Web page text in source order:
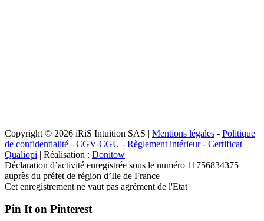
Copyright © 2026 iRiS Intuition SAS | Mentions légales - Politique
de confidentialité - CGV-CGU - Règlement intérieur- Certificat
Qualiopi | Réalisation : Donitow
Déclaration d’activité enregistrée sous le numéro 11756834375
auprès du préfet de région d’Ile de France
Cet enregistrement ne vaut pas agrément de l'Etat
Pin It on Pinterest